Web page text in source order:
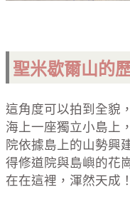
聖米歇爾山的
這角度可以拍到全貌
海上一座獨立小島上
院依據島上的山勢興
得修道院與島嶼的花
在在這裡，渾然天成！